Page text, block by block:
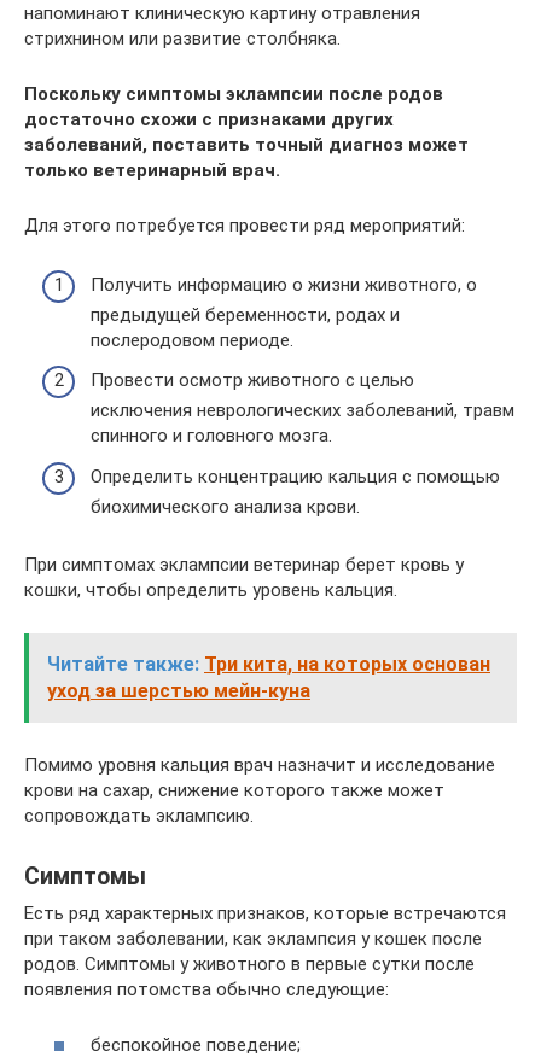
напоминают клиническую картину отравления
стрихнином или развитие столбняка.
Поскольку симптомы эклампсии после родов
достаточно схожи с признаками других
заболеваний, поставить точный диагноз может
только ветеринарный врач.
Для этого потребуется провести ряд мероприятий:
Получить информацию о жизни животного, о
предыдущей беременности, родах и
послеродовом периоде.
Провести осмотр животного с целью
исключения неврологических заболеваний, травм
спинного и головного мозга.
Определить концентрацию кальция с помощью
биохимического анализа крови.
При симптомах эклампсии ветеринар берет кровь у
кошки, чтобы определить уровень кальция.
Читайте также: Три кита, на которых основан
уход за шерстью мейн-куна
Помимо уровня кальция врач назначит и исследование
крови на сахар, снижение которого также может
сопровождать эклампсию.
Симптомы
Есть ряд характерных признаков, которые встречаются
при таком заболевании, как эклампсия у кошек после
родов. Симптомы у животного в первые сутки после
появления потомства обычно следующие:
беспокойное поведение;